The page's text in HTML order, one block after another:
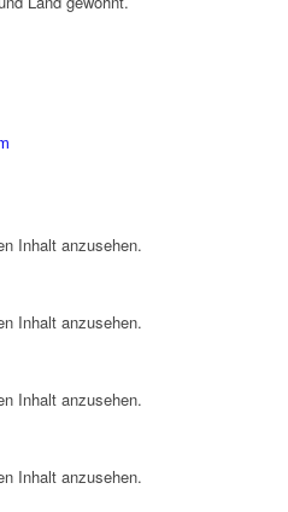
Inhalt anzusehen.
Inhalt anzusehen.
Inhalt anzusehen.
Inhalt anzusehen.